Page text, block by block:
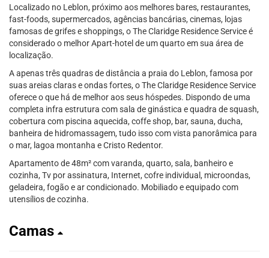
Localizado no Leblon, próximo aos melhores bares, restaurantes,
fast-foods, supermercados, agências bancárias, cinemas, lojas
famosas de grifes e shoppings, o The Claridge Residence Service é
considerado o melhor Apart-hotel de um quarto em sua área de
localização.
A apenas três quadras de distância a praia do Leblon, famosa por
suas areias claras e ondas fortes, o The Claridge Residence Service
oferece o que há de melhor aos seus hóspedes. Dispondo de uma
completa infra estrutura com sala de ginástica e quadra de squash,
cobertura com piscina aquecida, coffe shop, bar, sauna, ducha,
banheira de hidromassagem, tudo isso com vista panorâmica para
o mar, lagoa montanha e Cristo Redentor.
Apartamento de 48m² com varanda, quarto, sala, banheiro e
cozinha, Tv por assinatura, Internet, cofre individual, microondas,
geladeira, fogão e ar condicionado. Mobiliado e equipado com
utensílios de cozinha.
Camas